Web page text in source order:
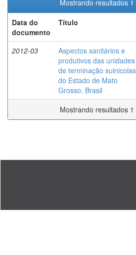
Mostrando resultados 1
Data do
documento
Título
2012-03
Aspectos sanitários e
produtivos das unidades
de terminação suinicolas
do Estado de Mato
Grosso, Brasil
Mostrando resultados 1